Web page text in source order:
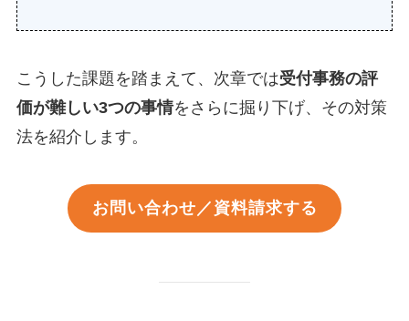
こうした課題を踏まえて、次章では受付事務の評
価が難しい3つの事情をさらに掘り下げ、その対策
法を紹介します。
お問い合わせ／資料請求する